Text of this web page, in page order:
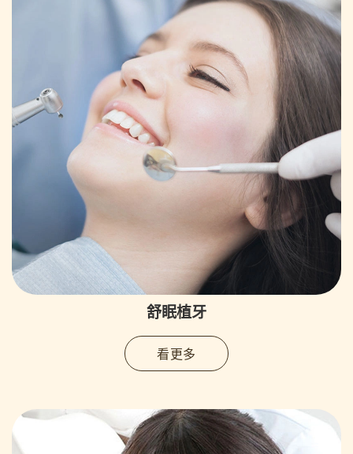
舒眠植牙
看更多